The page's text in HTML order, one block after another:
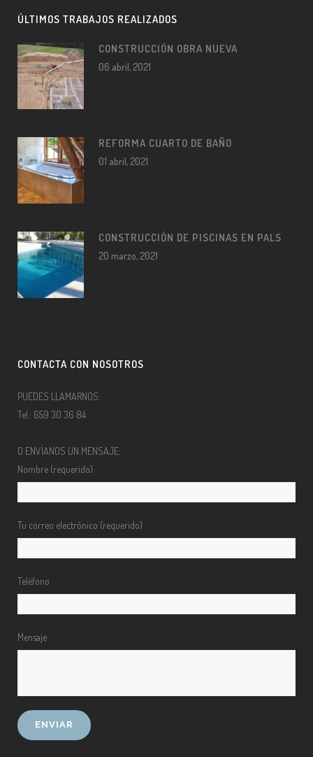
ÚLTIMOS TRABAJOS REALIZADOS
CONSTRUCCIÓN OBRA NUEVA
06 abril, 2021
REFORMA CUARTO DE BAÑO
01 abril, 2021
CONSTRUCCIÓN DE PISCINAS EN PALS
20 marzo, 2021
CONTACTA CON NOSOTROS
PUEDES LLAMARNOS:
Tel.: 659 30 36 84
O ENVÍANOS UN MENSAJE:
Nombre (requerido)
Tu correo electrónico (requerido)
Teléfono
Mensaje